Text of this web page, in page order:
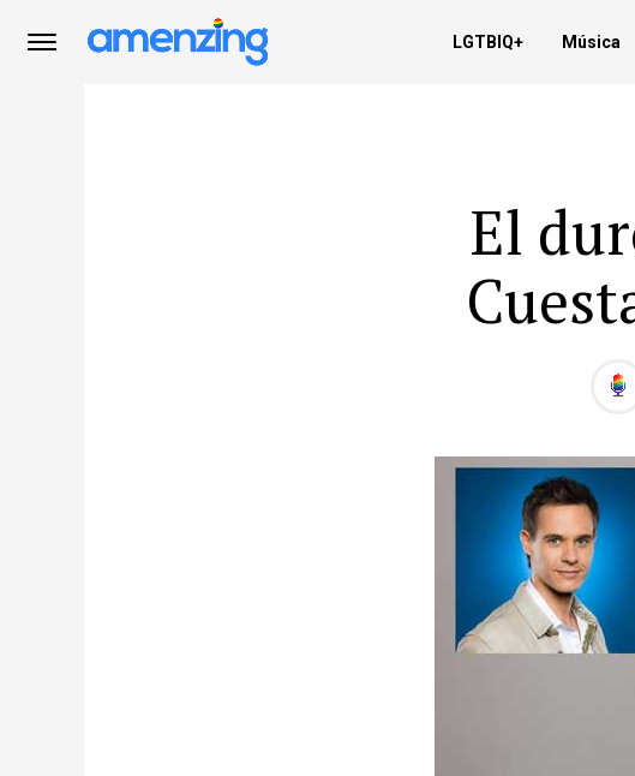
LGTBIQ+ Música
El